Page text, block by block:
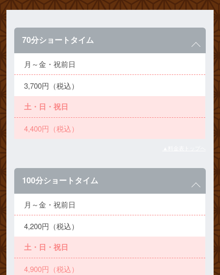
70分ショートタイム
月～金・祝前日
3,700円（税込）
土・日・祝日
4,400円（税込）
100分ショートタイム
月～金・祝前日
4,200円（税込）
土・日・祝日
4,900円（税込）